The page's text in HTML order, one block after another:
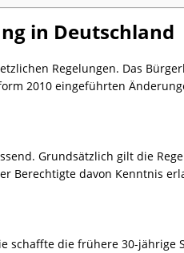
in Deutschland
Regelungen. Das
2010 eingeführten
Grundsätzlich gilt die
Berechtigte davon Kenntnis
schaffte die frühere 30-